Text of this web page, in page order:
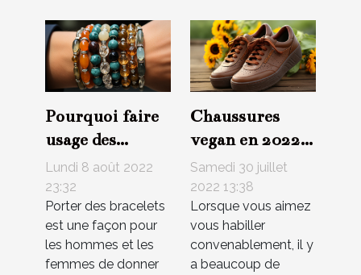
Pourquoi faire
usage des
bracelets pour
renchérir votre
style
vestimentaire ?
Lundi 8 août 2022
23:32
Porter des bracelets
est une façon pour
les hommes et les
femmes de donner
Chaussures
vegan en 2022:
quelques
marques de
taille
Samedi 30 juillet
2022 13:38
Lorsque vous aimez
vous habiller
convenablement, il y
a beaucoup de